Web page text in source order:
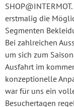
erstmalig die
Segmenten
Bei zahlreichen
um sich zum
Ausfahrt im
konzeptionelle
war für uns ein
Besuchertagen